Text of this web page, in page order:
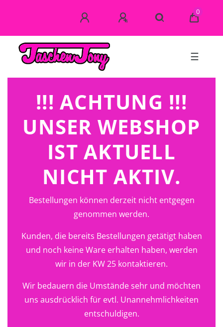
0
☰
!!! ACHTUNG !!!
UNSER WEBSHOP
IST AKTUELL
NICHT AKTIV.
Bestellungen können derzeit nicht entgegen
genommen werden.
Kunden, die bereits Bestellungen getätigt haben
und noch keine Ware erhalten haben, werden
wir in der KW 25 kontaktieren.
Wir bedauern die Umstände sehr und möchten
uns ausdrücklich für evtl. Unannehmlichkeiten
entschuldigen.